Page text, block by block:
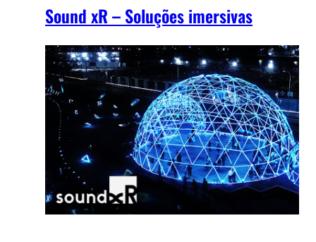
Sound xR – Soluções imersivas